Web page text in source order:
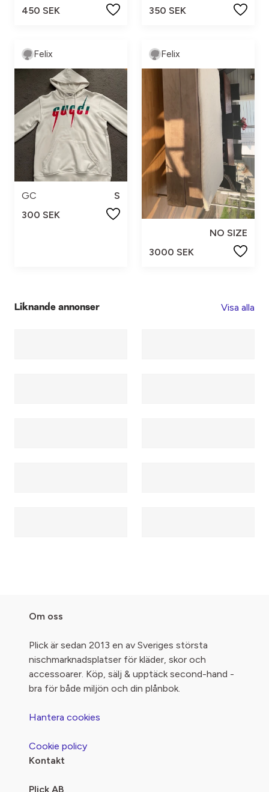
450 SEK
350 SEK
Felix
GC
S
300 SEK
Felix
NO SIZE
3000 SEK
Liknande annonser Visa alla
Om oss
Plick är sedan 2013 en av Sveriges största
nischmarknadsplatser för kläder, skor och
accessoarer. Köp, sälj & upptäck second-hand -
bra för både miljön och din plånbok.
Hantera cookies
Cookie policy
Kontakt
Plick AB